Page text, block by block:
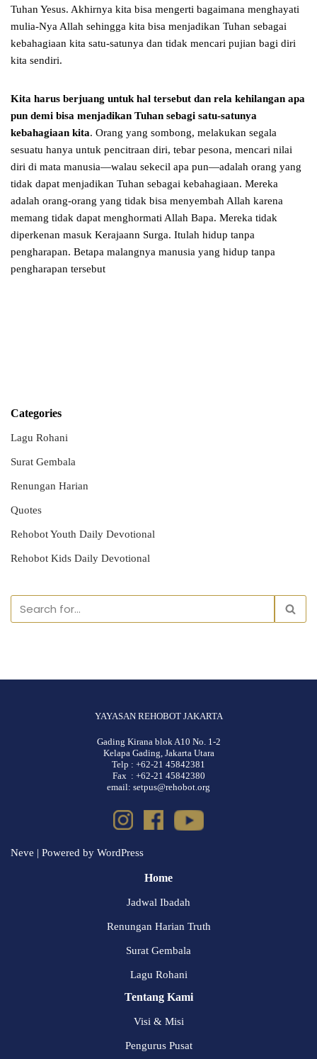
Tuhan Yesus. Akhirnya kita bisa mengerti bagaimana menghayati
mulia-Nya Allah sehingga kita bisa menjadikan Tuhan sebagai
kebahagiaan kita satu-satunya dan tidak mencari pujian bagi diri
kita sendiri.
Kita harus berjuang untuk hal tersebut dan rela kehilangan apa
pun demi bisa menjadikan Tuhan sebagi satu-satunya
kebahagiaan kita. Orang yang sombong, melakukan segala
sesuatu hanya untuk pencitraan diri, tebar pesona, mencari nilai
diri di mata manusia—walau sekecil apa pun—adalah orang yang
tidak dapat menjadikan Tuhan sebagai kebahagiaan. Mereka
adalah orang-orang yang tidak bisa menyembah Allah karena
memang tidak dapat menghormati Allah Bapa. Mereka tidak
diperkenan masuk Kerajaann Surga. Itulah hidup tanpa
pengharapan. Betapa malangnya manusia yang hidup tanpa
pengharapan tersebut
Categories
Lagu Rohani
Surat Gembala
Renungan Harian
Quotes
Rehobot Youth Daily Devotional
Rehobot Kids Daily Devotional
YAYASAN REHOBOT JAKARTA
Gading Kirana blok A10 No. 1-2
Kelapa Gading, Jakarta Utara
Telp : +62-21 45842381
Fax : +62-21 45842380
email: setpus@rehobot.org
Neve | Powered by WordPress
Home
Jadwal Ibadah
Renungan Harian Truth
Surat Gembala
Lagu Rohani
Tentang Kami
Visi & Misi
Pengurus Pusat